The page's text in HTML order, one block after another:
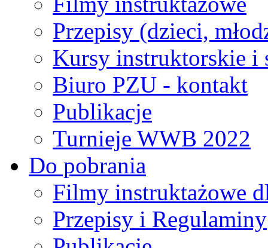
Przepisy (dzieci,
Kursy instruktorskie i
Biuro PZU - kontakt
Publikacje
Turnieje WWB 2022
Do pobrania
Filmy instruktażowe
Przepisy i Regulaminy